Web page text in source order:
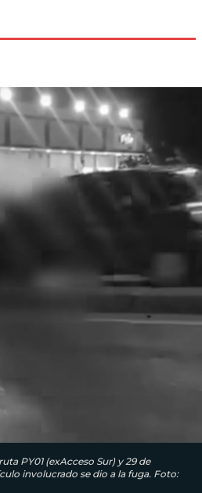
PY01 (exAcceso Sur) y 29 de
involucrado se dio a la fuga. Foto: